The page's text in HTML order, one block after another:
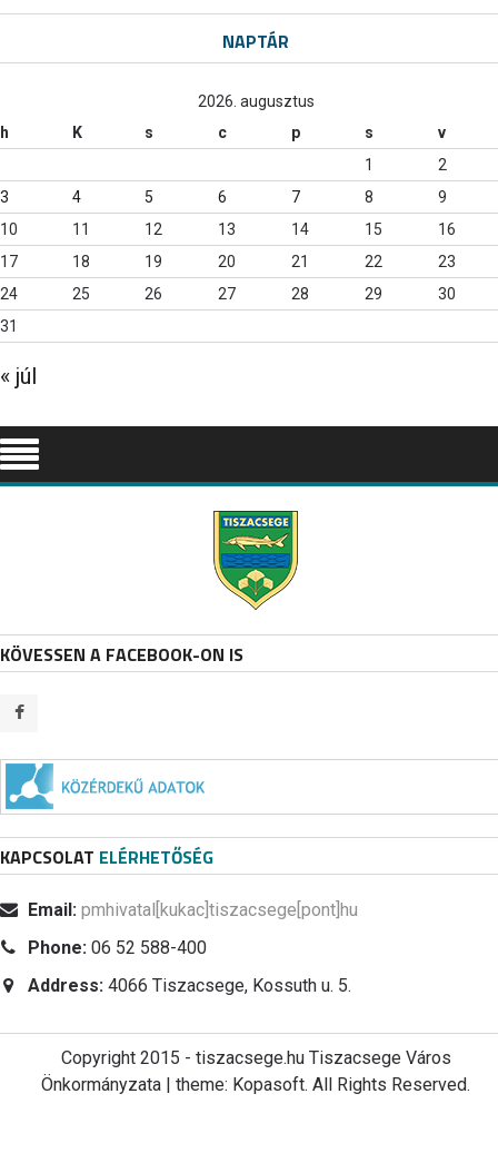
NAPTÁR
2026. augusztus
h
K s c p s
v
1
2
3
4 5 6 7 8
9
10
11 12 13 14 15
16
17
18 19 20 21 22
23
24
25 26 27 28 29
30
31
« júl
KÖVESSEN A FACEBOOK-ON IS
KAPCSOLAT ELÉRHETŐSÉG
Email: pmhivatal[kukac]tiszacsege[pont]hu
Phone: 06 52 588-400
Address: 4066 Tiszacsege, Kossuth u. 5.
Copyright 2015 - tiszacsege.hu Tiszacsege Város
Önkormányzata | theme: Kopasoft. All Rights Reserved.